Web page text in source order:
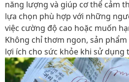
năng lượng và giúp cơ thể cảm
lựa chọn phù hợp với những
việc cường độ cao hoặc muốn
Không chỉ thơm ngon, sản
lợi ích cho sức khỏe khi sử dụng